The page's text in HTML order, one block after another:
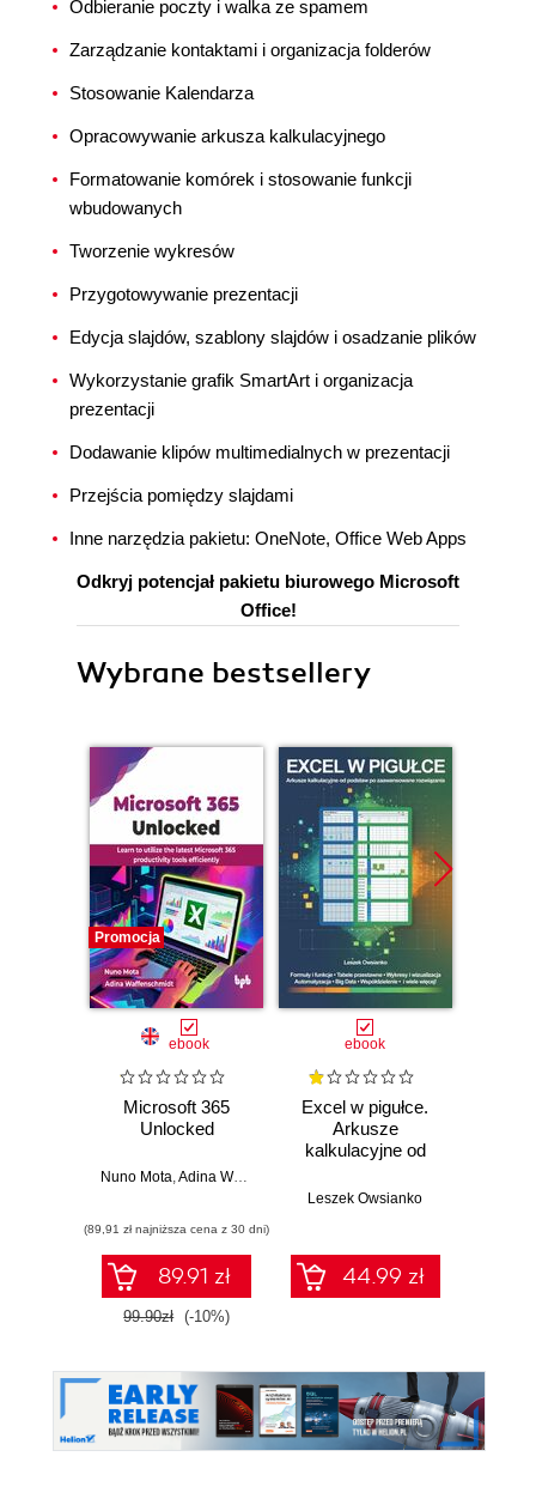
Odbieranie poczty i walka ze spamem
Zarządzanie kontaktami i organizacja folderów
Stosowanie Kalendarza
Opracowywanie arkusza kalkulacyjnego
Formatowanie komórek i stosowanie funkcji
wbudowanych
Tworzenie wykresów
Przygotowywanie prezentacji
Edycja slajdów, szablony slajdów i osadzanie plików
Wykorzystanie grafik SmartArt i organizacja
prezentacji
Dodawanie klipów multimedialnych w prezentacji
Przejścia pomiędzy slajdami
Inne narzędzia pakietu: OneNote, Office Web Apps
Odkryj potencjał pakietu biurowego Microsoft
Office!
Wybrane bestsellery
Promocja
ebook
Microsoft 365
Unlocked
Nuno Mota,Adina Waffenschmidt
(89,91 zł najniższa cena z 30 dni)
89.91 zł
99.90zł (-10%)
ebook
Excel w pigułce.
Arkusze
kalkulacyjne od
zaawansowane
Leszek Owsianko
44.99 zł